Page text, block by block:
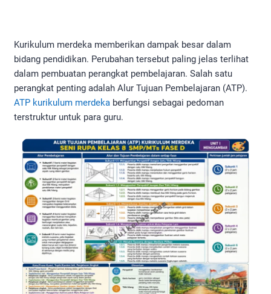
Kurikulum merdeka memberikan dampak besar dalam
bidang pendidikan. Perubahan tersebut paling jelas terlihat
dalam pembuatan perangkat pembelajaran. Salah satu
perangkat penting adalah Alur Tujuan Pembelajaran (ATP).
ATP kurikulum merdeka berfungsi sebagai pedoman
terstruktur untuk para guru.